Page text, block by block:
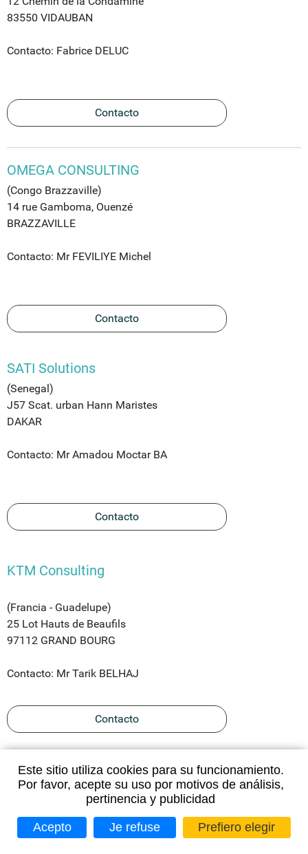
83550 VIDAUBAN
Contacto: Fabrice DELUC
Contacto
OMEGA CONSULTING
(Congo Brazzaville)
14 rue Gamboma, Ouenzé
BRAZZAVILLE
Contacto: Mr FEVILIYE Michel
Contacto
SATI Solutions
(Senegal)
J57 Scat. urban Hann Maristes
DAKAR
Contacto: Mr Amadou Moctar BA
Contacto
KTM Consulting
(Francia - Guadelupe)
25 Lot Hauts de Beaufils
97112 GRAND BOURG
Contacto: Mr Tarik BELHAJ
Contacto
Aviso legal Mapa del sitio Confidencialidad
Este sitio utiliza cookies para su funcionamiento.
Por favor, acepte su uso por motivos de análisis,
pertinencia y publicidad
Acepto Je refuse Prefiero elegir